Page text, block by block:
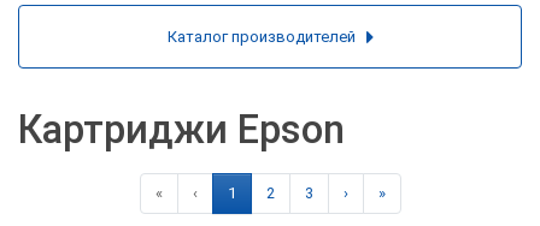
Картриджи Epson
« ‹ 1 2 3 › »